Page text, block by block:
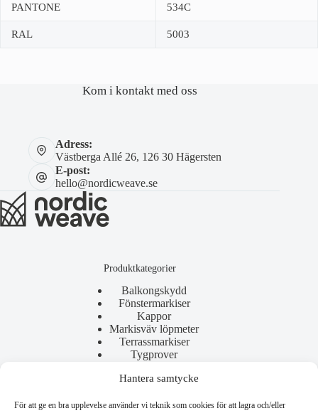
Hantera samtycke
För att ge en bra upplevelse använder vi teknik som cookies för att lagra och/eller
PANTONE 534C
RAL 5003
Kom i kontakt med oss
Adress:
Västberga Allé 26, 126 30 Hägersten
E-post:
hello@nordicweave.se
Produktkategorier
Balkongskydd
Fönstermarkiser
Kappor
Markisväv löpmeter
Terrassmarkiser
Tygprover